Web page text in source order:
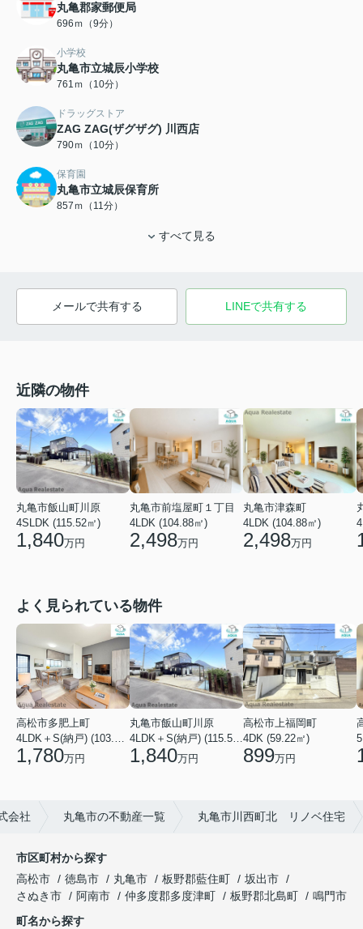
丸亀郡家郵便局
696ｍ（9分）
小学校
丸亀市立城辰小学校
761ｍ（10分）
ドラッグストア
ZAG ZAG(ザグザグ) 川西店
790ｍ（10分）
保育園
丸亀市立城辰保育所
857ｍ（11分）
すべて見る
メールで共有する LINEで共有する
近隣の物件
丸亀市飯山町川原
4SLDK (115.52㎡)
1,840万円
丸亀市前塩屋町１丁目
4LDK (104.88㎡)
2,498万円
丸亀市津森町
4LDK (104.88㎡)
2,498万円
よく見られている物件
高松市多肥上町
4LDK＋S(納戸) (103.51㎡)
1,780万円
丸亀市飯山町川原
4LDK＋S(納戸) (115.52㎡)
1,840万円
高松市上福岡町
4DK (59.22㎡)
899万円
会社 丸亀市の不動産一覧 丸亀市川西町北 リノベ住宅
市区町村から探す
高松市
徳島市 丸亀市 板野郡藍住町
坂出市
さぬき市
阿南市 仲多度郡多度津町 板野郡北島町
鳴門市
町名から探す